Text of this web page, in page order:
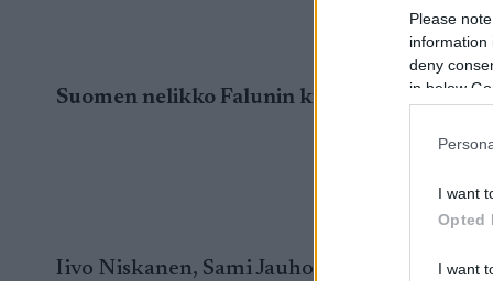
Please
information
deny
in below
I want
Opted
I want
Suomen nelikko Falunin kuninkuusmatkalle
Iivo Niskanen, Sami Jauhojärvi, Matti